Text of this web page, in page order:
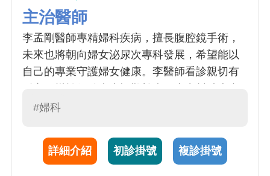
主治醫師
李孟剛醫師專精婦科疾病，擅長腹腔鏡手術，
未來也將朝向婦女泌尿次專科發展，希望能以
自己的專業守護婦女健康。李醫師看診親切有
解決婦產相關問題，是年輕又值得信任的好醫
#婦科
詳細介紹 初診掛號 複診掛號